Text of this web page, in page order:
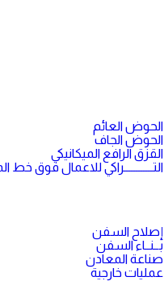
الحوض العائم
الحوض الجاف
القزق الرافع الميكانيكي
التــــــــــــراكي للاعمال فوق خط
إصلاح السفن
بــنــاء السفن
صناعة المعادن
عمليات خارجية